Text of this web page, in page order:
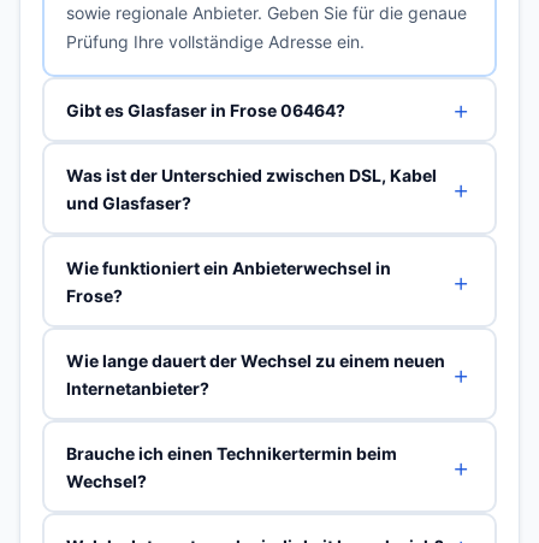
sowie regionale Anbieter. Geben Sie für die genaue
Prüfung Ihre vollständige Adresse ein.
Gibt es Glasfaser in Frose 06464?
Was ist der Unterschied zwischen DSL, Kabel
und Glasfaser?
Wie funktioniert ein Anbieterwechsel in
Frose?
Wie lange dauert der Wechsel zu einem neuen
Internetanbieter?
Brauche ich einen Technikertermin beim
Wechsel?